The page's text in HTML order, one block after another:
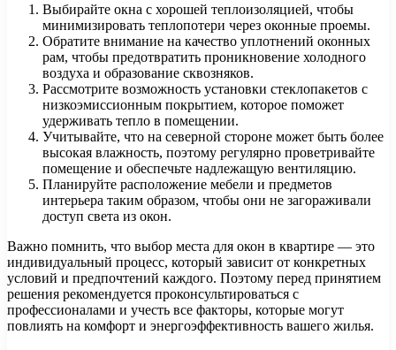
Выбирайте окна с хорошей теплоизоляцией, чтобы
минимизировать теплопотери через оконные проемы.
Обратите внимание на качество уплотнений оконных
рам, чтобы предотвратить проникновение холодного
воздуха и образование сквозняков.
Рассмотрите возможность установки стеклопакетов с
низкоэмиссионным покрытием, которое поможет
удерживать тепло в помещении.
Учитывайте, что на северной стороне может быть более
высокая влажность, поэтому регулярно проветривайте
помещение и обеспечьте надлежащую вентиляцию.
Планируйте расположение мебели и предметов
интерьера таким образом, чтобы они не загораживали
доступ света из окон.
Важно помнить, что выбор места для окон в квартире — это
индивидуальный процесс, который зависит от конкретных
условий и предпочтений каждого. Поэтому перед принятием
решения рекомендуется проконсультироваться с
профессионалами и учесть все факторы, которые могут
повлиять на комфорт и энергоэффективность вашего жилья.